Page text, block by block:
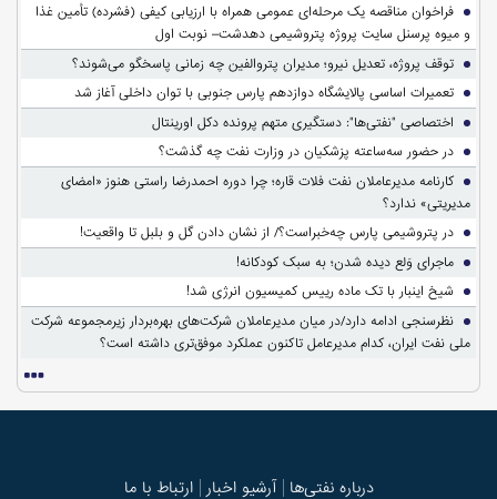
فراخوان مناقصه یک مرحله‌ای عمومی همراه با ارزیابی کیفی (فشرده) تأمین غذا
و میوه پرسنل سایت پروژه پتروشیمی دهدشت– نوبت اول
توقف پروژه، تعدیل نیرو؛ مدیران پتروالفین چه زمانی پاسخگو می‌شوند؟
تعمیرات اساسی پالایشگاه دوازدهم پارس جنوبی با توان داخلی آغاز شد
اختصاصی "نفتی‌ها": دستگیری متهم پرونده دکل اورینتال
در حضور سه‌ساعته پزشکیان در وزارت نفت چه گذشت؟
کارنامه مدیرعاملان نفت فلات قاره؛ چرا دوره احمدرضا راستی هنوز «امضای
مدیریتی» ندارد؟
در پتروشیمی پارس چه‌خبراست؟/ از نشان دادن گل و بلبل تا واقعیت!
ماجرای وَلع دیده شدن؛ به سبک کودکانه!
شیخ اینبار با تک ماده رییس کمیسیون انرژی شد!
نظرسنجی ادامه دارد/در میان مدیرعاملان شرکت‌های بهره‌بردار زیرمجموعه شرکت
ملی نفت ایران، کدام مدیرعامل تاکنون عملکرد موفق‌تری داشته است؟
درباره نفتی‌ها آرشیو اخبار ارتباط با ما